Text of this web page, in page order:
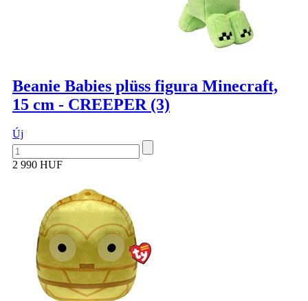
Beanie Babies plüss figura Minecraft,
15 cm - CREEPER (3)
Új
2 990 HUF